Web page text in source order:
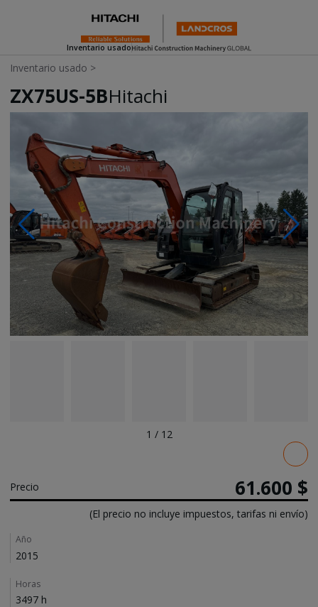
Inventario usado
Inventario usado >
ZX75US-5BHitachi
1 / 12
Precio 61.600 $
(El precio no incluye impuestos, tarifas ni envío)
Details
Año
2015
Horas
3497 h